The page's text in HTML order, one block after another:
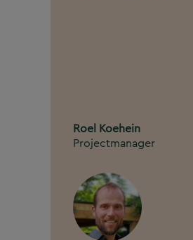
Roel Koehein
Projectmanager